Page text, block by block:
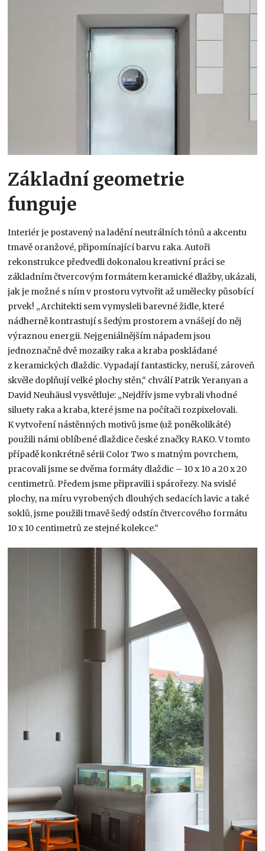
Základní geometrie
funguje
Interiér je postavený na ladění neutrálních tónů a akcentu
tmavě oranžové, připomínající barvu raka. Autoři
rekonstrukce předvedli dokonalou kreativní práci se
základním čtvercovým formátem keramické dlažby, ukázali,
jak je možné s ním v prostoru vytvořit až umělecky působící
prvek! „Architekti sem vymysleli barevné židle, které
nádherně kontrastují s šedým prostorem a vnášejí do něj
výraznou energii. Nejgeniálnějším nápadem jsou
jednoznačně dvě mozaiky raka a kraba poskládané
z keramických dlaždic. Vypadají fantasticky, neruší, zároveň
skvěle doplňují velké plochy stěn,“ chválí Patrik Yeranyan a
David Neuhäusl vysvětluje: „Nejdřív jsme vybrali vhodné
siluety raka a kraba, které jsme na počítači rozpixelovali.
K vytvoření nástěnných motivů jsme (už poněkolikáté)
použili námi oblíbené dlaždice české značky RAKO. V tomto
případě konkrétně sérii Color Two s matným povrchem,
pracovali jsme se dvěma formáty dlaždic – 10 x 10 a 20 x 20
centimetrů. Předem jsme připravili i spárořezy. Na svislé
plochy, na míru vyrobených dlouhých sedacích lavic a také
soklů, jsme použili tmavě šedý odstín čtvercového formátu
10 x 10 centimetrů ze stejné kolekce.“